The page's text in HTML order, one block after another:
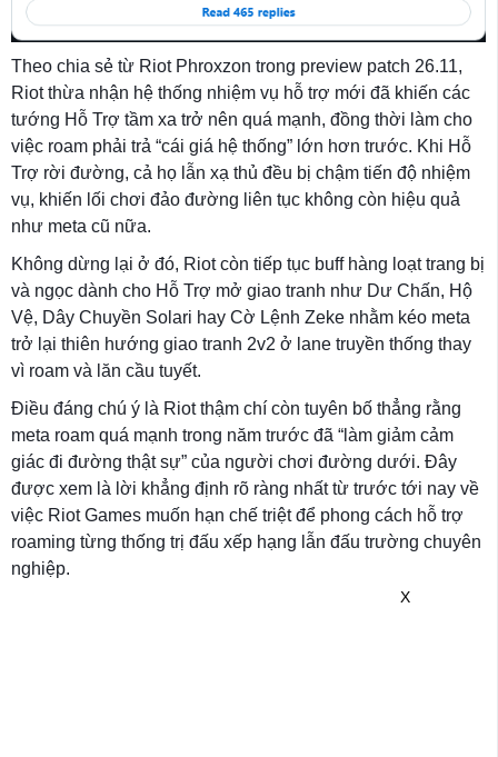
Theo chia sẻ từ Riot Phroxzon trong preview patch 26.11,
Riot thừa nhận hệ thống nhiệm vụ hỗ trợ mới đã khiến các
tướng Hỗ Trợ tầm xa trở nên quá mạnh, đồng thời làm cho
việc roam phải trả “cái giá hệ thống” lớn hơn trước. Khi Hỗ
Trợ rời đường, cả họ lẫn xạ thủ đều bị chậm tiến độ nhiệm
vụ, khiến lối chơi đảo đường liên tục không còn hiệu quả
như meta cũ nữa.
Không dừng lại ở đó, Riot còn tiếp tục buff hàng loạt trang bị
và ngọc dành cho Hỗ Trợ mở giao tranh như Dư Chấn, Hộ
Vệ, Dây Chuyền Solari hay Cờ Lệnh Zeke nhằm kéo meta
trở lại thiên hướng giao tranh 2v2 ở lane truyền thống thay
vì roam và lăn cầu tuyết.
Điều đáng chú ý là Riot thậm chí còn tuyên bố thẳng rằng
meta roam quá mạnh trong năm trước đã “làm giảm cảm
giác đi đường thật sự” của người chơi đường dưới. Đây
được xem là lời khẳng định rõ ràng nhất từ trước tới nay về
việc Riot Games muốn hạn chế triệt để phong cách hỗ trợ
roaming từng thống trị đấu xếp hạng lẫn đấu trường chuyên
nghiệp.
X